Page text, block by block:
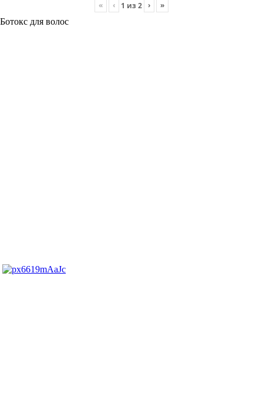
« ‹ 1 из 2 ›
»
Ботокс для волос